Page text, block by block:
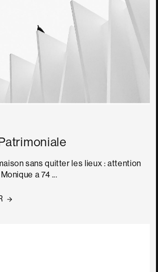
sans quitter les lieux : attention
a 74 ...